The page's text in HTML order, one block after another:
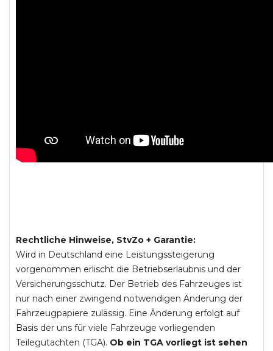
Rechtliche Hinweise, StvZo + Garantie:
Wird in Deutschland eine Leistungssteigerung
vorgenommen erlischt die Betriebserlaubnis und der
Versicherungsschutz. Der Betrieb des Fahrzeuges ist
nur nach einer zwingend notwendigen Änderung der
Fahrzeugpapiere zulässig. Eine Änderung erfolgt auf
Basis der uns für viele Fahrzeuge vorliegenden
Teilegutachten (TGA). Ob ein TGA vorliegt ist sehen